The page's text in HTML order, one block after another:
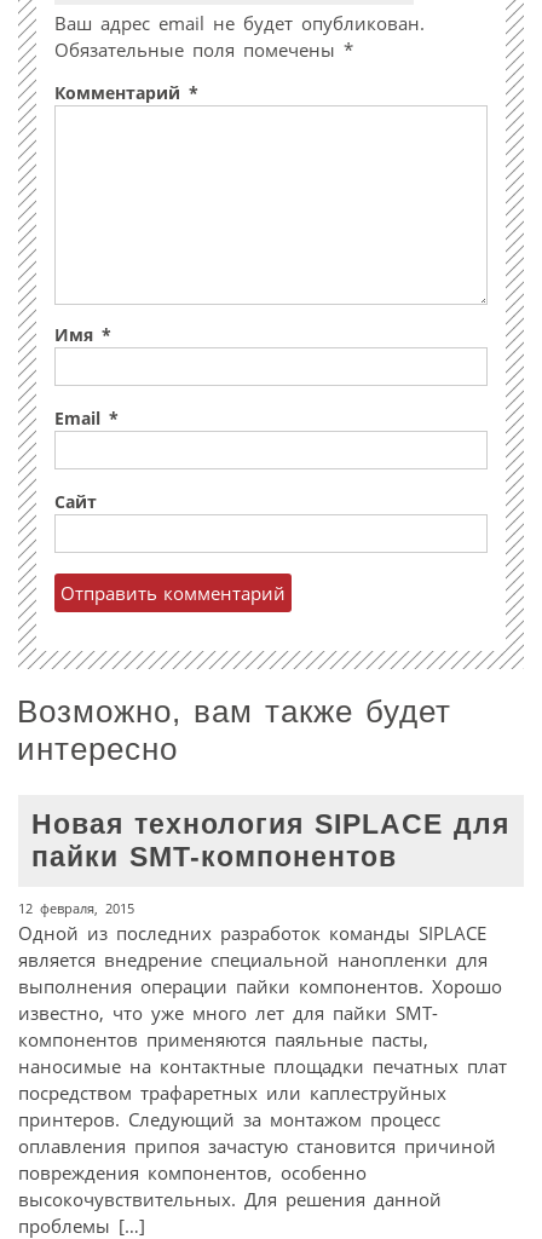
Ваш адрес email не будет опубликован.
Обязательные поля помечены *
Комментарий *
Имя *
Email *
Сайт
Возможно, вам также будет
интересно
Новая технология SIPLACE для
пайки SMT-компонентов
12 февраля, 2015
Одной из последних разработок команды SIPLACE
является внедрение специальной нанопленки для
выполнения операции пайки компонентов. Хорошо
известно, что уже много лет для пайки SMT-
компонентов применяются паяльные пасты,
наносимые на контактные площадки печатных плат
посредством трафаретных или каплеструйных
принтеров. Следующий за монтажом процесс
оплавления припоя зачастую становится причиной
повреждения компонентов, особенно
высокочувствительных. Для решения данной
проблемы […]